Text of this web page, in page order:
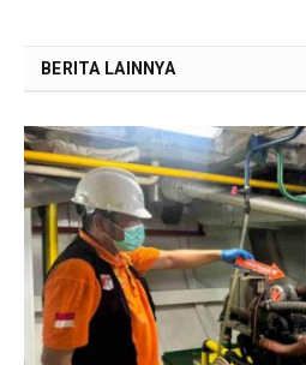
BERITA LAINNYA